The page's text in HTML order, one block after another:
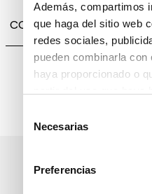
Además, compartimos
que haga del sitio web
redes sociales,
pueden combinarla
haya proporcionado o
deNecesarias
Preferencias
COMPARTIR
Suscríbete a